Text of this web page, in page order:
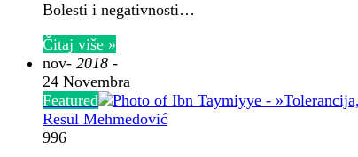
Bolesti i negativnosti…
Čitaj više »
nov- 2018 -
24 Novembra
Featured
Resul Mehmedović
996